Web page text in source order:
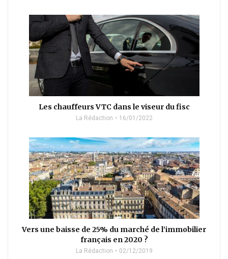
Les chauffeurs VTC dans le viseur du fisc
La Rédaction 16/01/2022
Vers une baisse de 25% du marché de l’immobilier
français en 2020 ?
La Rédaction 02/12/2019